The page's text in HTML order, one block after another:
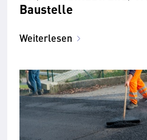
Baustelle
Weiterlesen